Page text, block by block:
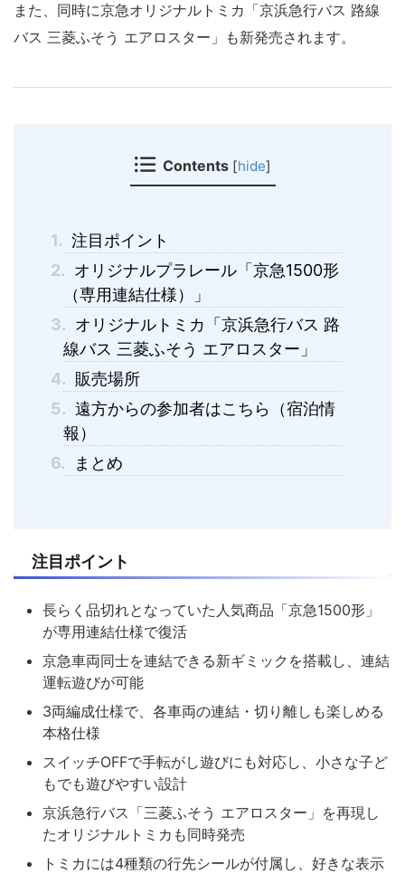
また、同時に京急オリジナルトミカ「京浜急行バス 路線
バス 三菱ふそう エアロスター」も新発売されます。
Contents [hide]
1. 注目ポイント
2. オリジナルプラレール「京急1500形
（専用連結仕様）」
3. オリジナルトミカ「京浜急行バス 路
線バス 三菱ふそう エアロスター」
4. 販売場所
5. 遠方からの参加者はこちら（宿泊情
報）
6.
まとめ
注目ポイント
長らく品切れとなっていた人気商品「京急1500形」
が専用連結仕様で復活
京急車両同士を連結できる新ギミックを搭載し、連結
運転遊びが可能
3両編成仕様で、各車両の連結・切り離しも楽しめる
本格仕様
スイッチOFFで手転がし遊びにも対応し、小さな子ど
もでも遊びやすい設計
京浜急行バス「三菱ふそう エアロスター」を再現し
たオリジナルトミカも同時発売
トミカには4種類の行先シールが付属し、好きな表示